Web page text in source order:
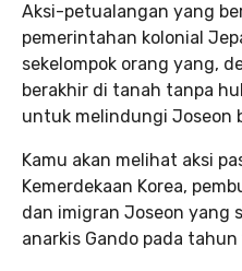
Aksi-petualangan yang
pemerintahan kolonial
sekelompok orang yang,
berakhir di tanah tanpa
untuk melindungi Joseon
Kamu akan melihat aksi
Kemerdekaan Korea,
dan imigran Joseon yang
anarkis Gando pada